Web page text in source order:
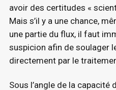
avoir des certitudes «
Mais s’il y a une chance,
une partie du flux, il faut
suspicion afin de soulager
directement par le
Sous l’angle de la